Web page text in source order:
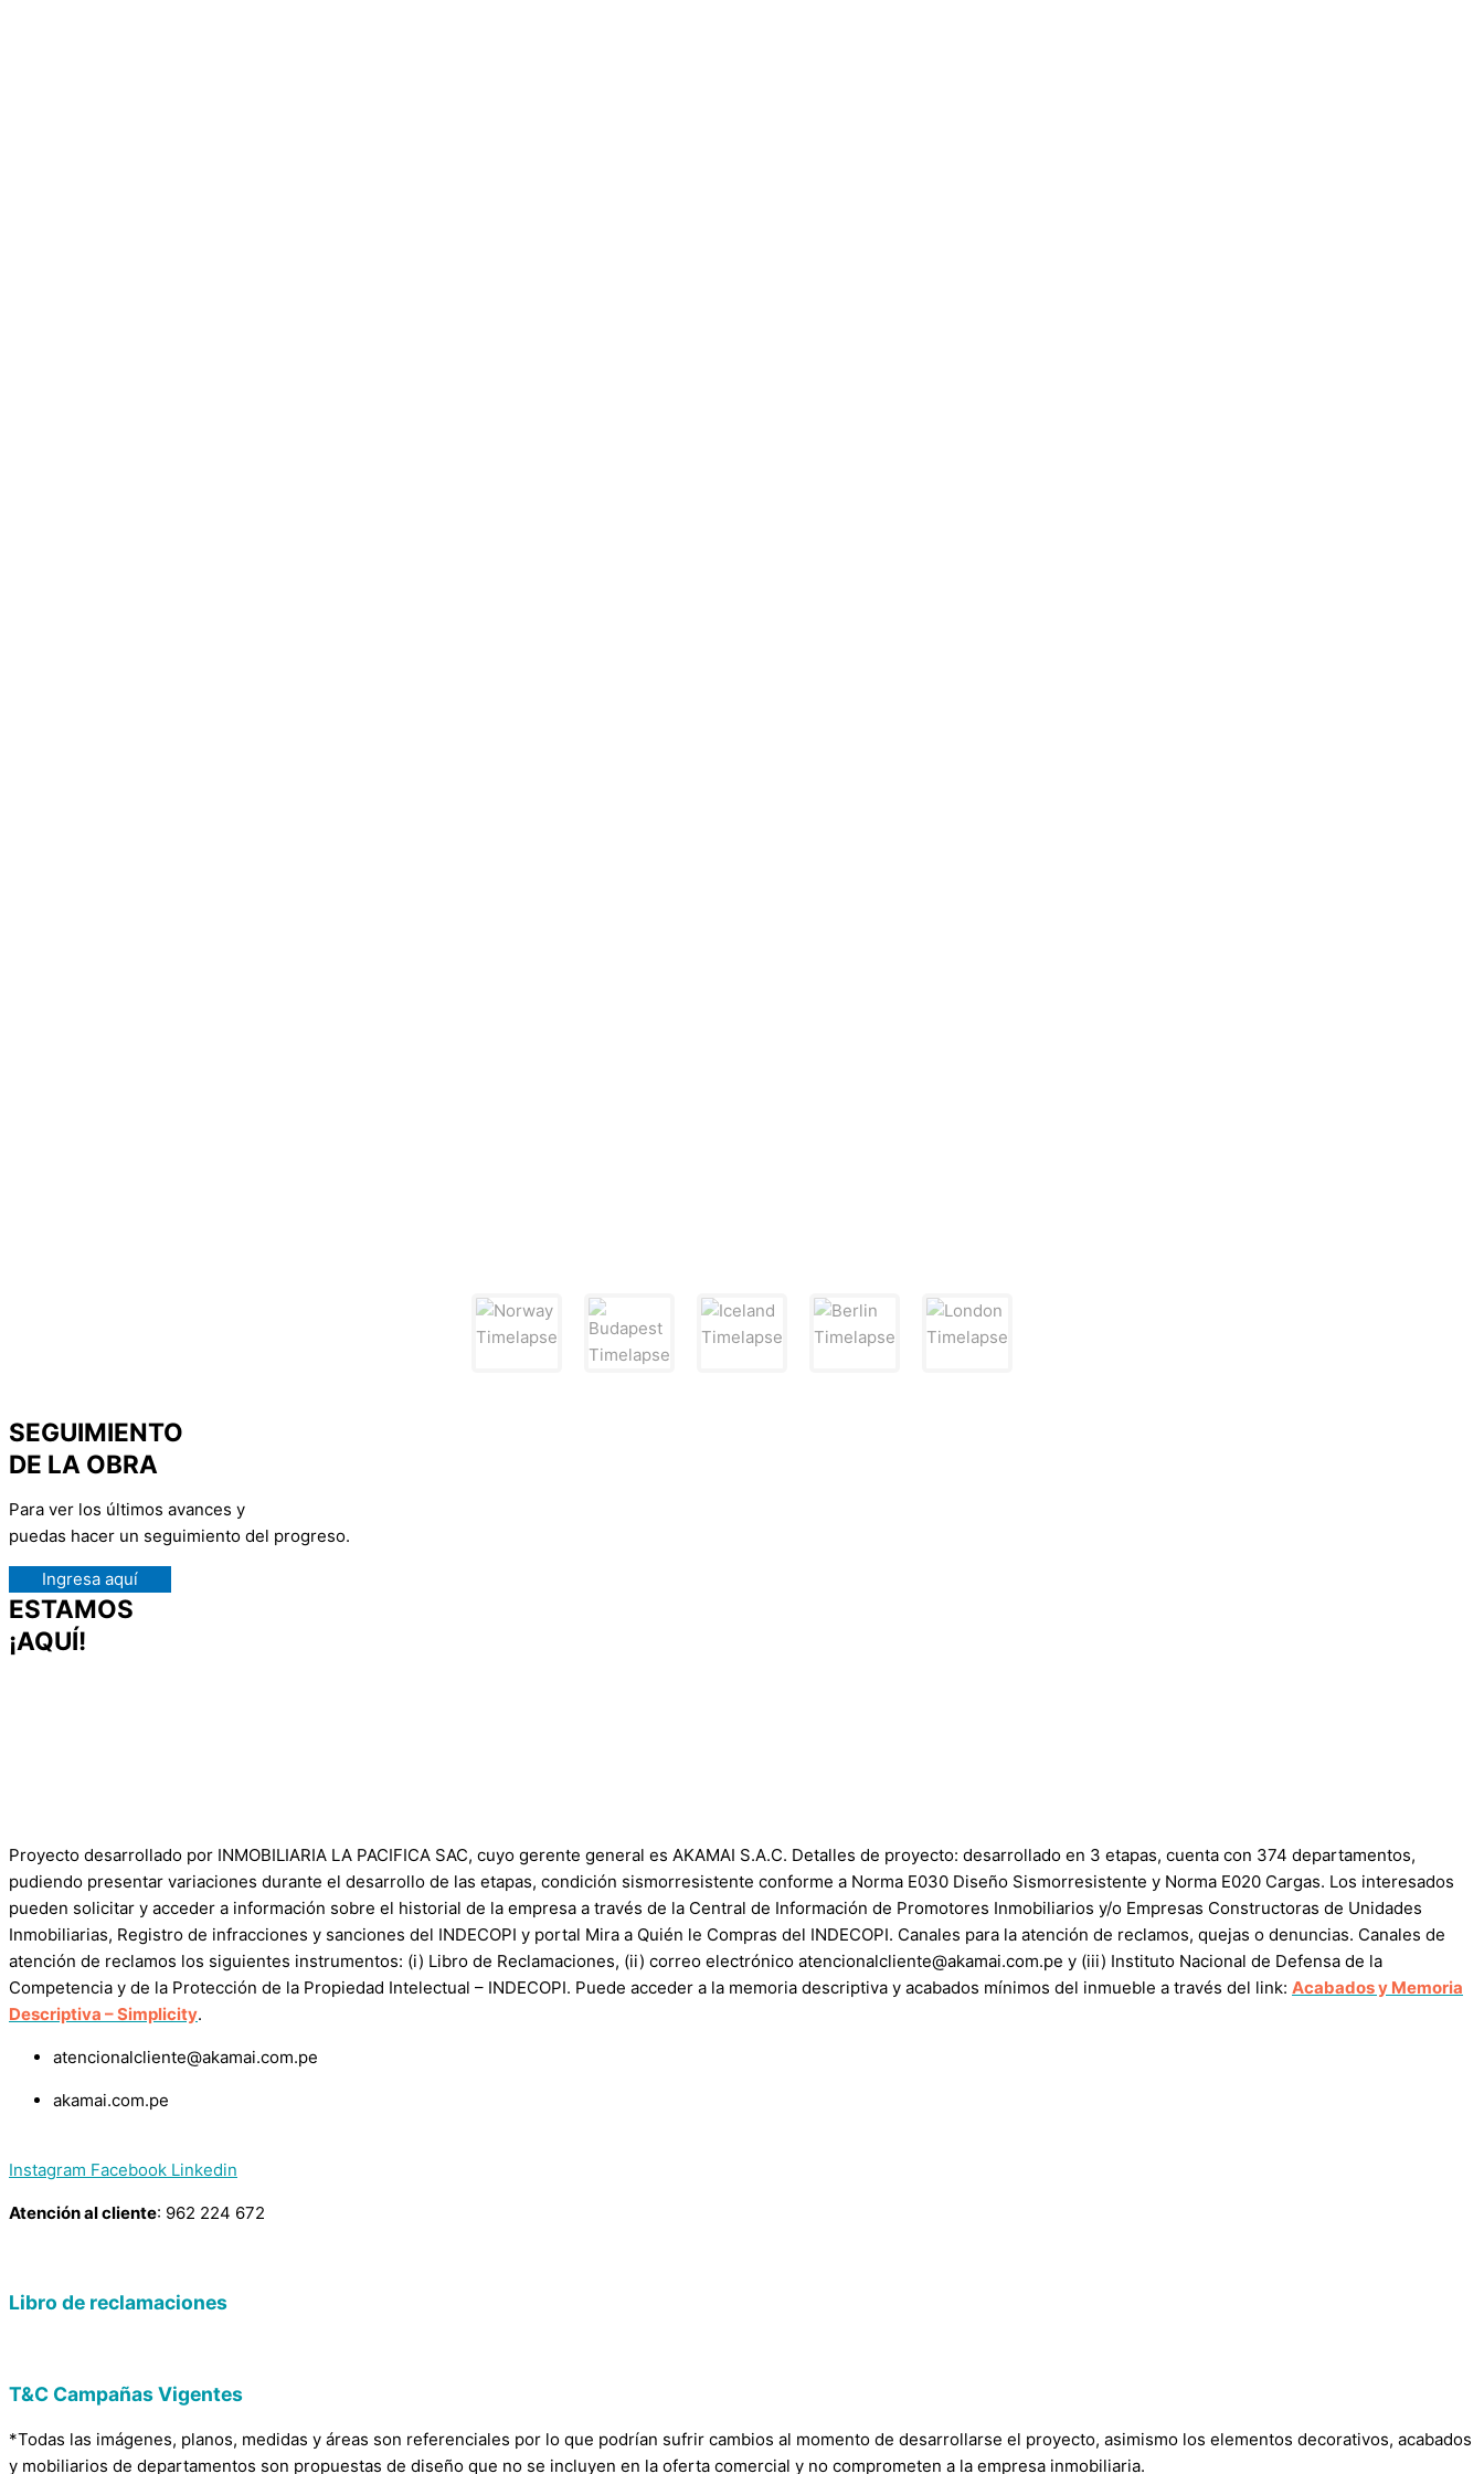
SEGUIMIENTO
DE LA OBRA
Para ver los últimos avances y
puedas hacer un seguimiento del progreso.
Ingresa aquí
ESTAMOS
¡AQUÍ!
Proyecto desarrollado por INMOBILIARIA LA PACIFICA SAC, cuyo gerente general es AKAMAI S.A.C. Detalles de proyecto: desarrollado en 3 etapas, cuenta con 374 departamentos,
pudiendo presentar variaciones durante el desarrollo de las etapas, condición sismorresistente conforme a Norma E030 Diseño Sismorresistente y Norma E020 Cargas. Los interesados
pueden solicitar y acceder a información sobre el historial de la empresa a través de la Central de Información de Promotores Inmobiliarios y/o Empresas Constructoras de Unidades
Inmobiliarias, Registro de infracciones y sanciones del INDECOPI y portal Mira a Quién le Compras del INDECOPI. Canales para la atención de reclamos, quejas o denuncias. Canales de
atención de reclamos los siguientes instrumentos: (i) Libro de Reclamaciones, (ii) correo electrónico atencionalcliente@akamai.com.pe y (iii) Instituto Nacional de Defensa de la
Competencia y de la Protección de la Propiedad Intelectual – INDECOPI. Puede acceder a la memoria descriptiva y acabados mínimos del inmueble a través del link: Acabados y Memoria
Descriptiva – Simplicity.
atencionalcliente@akamai.com.pe
akamai.com.pe
Instagram Facebook Linkedin
Atención al cliente: 962 224 672
Libro de reclamaciones
T&C Campañas Vigentes
*Todas las imágenes, planos, medidas y áreas son referenciales por lo que podrían sufrir cambios al momento de desarrollarse el proyecto, asimismo los elementos decorativos, acabados
y mobiliarios de departamentos son propuestas de diseño que no se incluyen en la oferta comercial y no comprometen a la empresa inmobiliaria.